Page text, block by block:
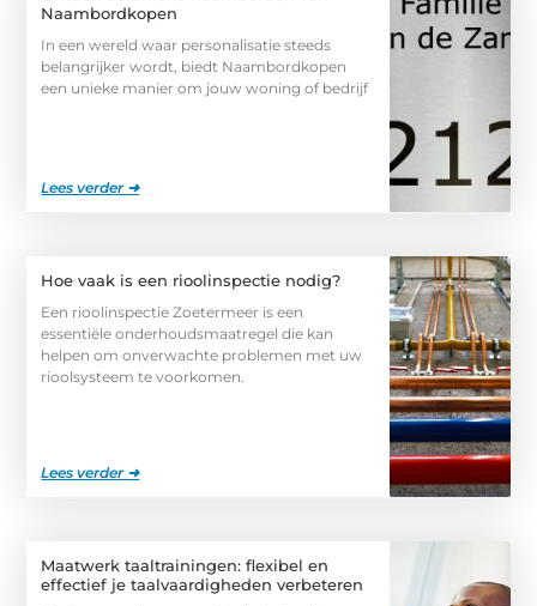
Naambordkopen
In een wereld waar personalisatie steeds
belangrijker wordt, biedt Naambordkopen
een unieke manier om jouw woning of bedrijf
Lees verder ➜
Hoe vaak is een rioolinspectie nodig?
Een rioolinspectie Zoetermeer is een
essentiële onderhoudsmaatregel die kan
helpen om onverwachte problemen met uw
rioolsysteem te voorkomen.
Lees verder ➜
Maatwerk taaltrainingen: flexibel en
effectief je taalvaardigheden verbeteren